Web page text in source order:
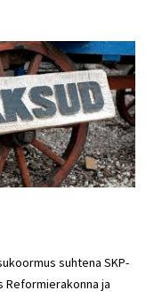
suhtena SKP-
Reformierakonna ja